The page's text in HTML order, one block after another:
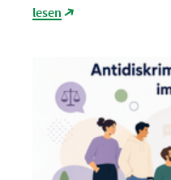
lesen